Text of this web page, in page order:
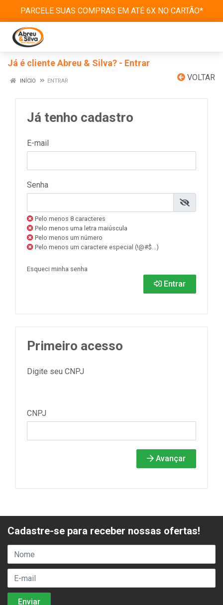
PARCELE SUAS COMPRAS EM ATÉ 6X NO CARTÃO*
Já é cliente Abreu & Silva? - Entrar
VOLTAR
INÍCIO ENTRAR
Já tenho cadastro
E-mail
Senha
Pelo menos 8 caracteres
Pelo menos uma letra maiúscula
Pelo menos um número
Pelo menos um caractere especial (!@#$...)
Esqueci minha senha
Entrar
Primeiro acesso
Digite seu CNPJ
CNPJ
Avançar
Cadastre-se para receber nossas ofertas!